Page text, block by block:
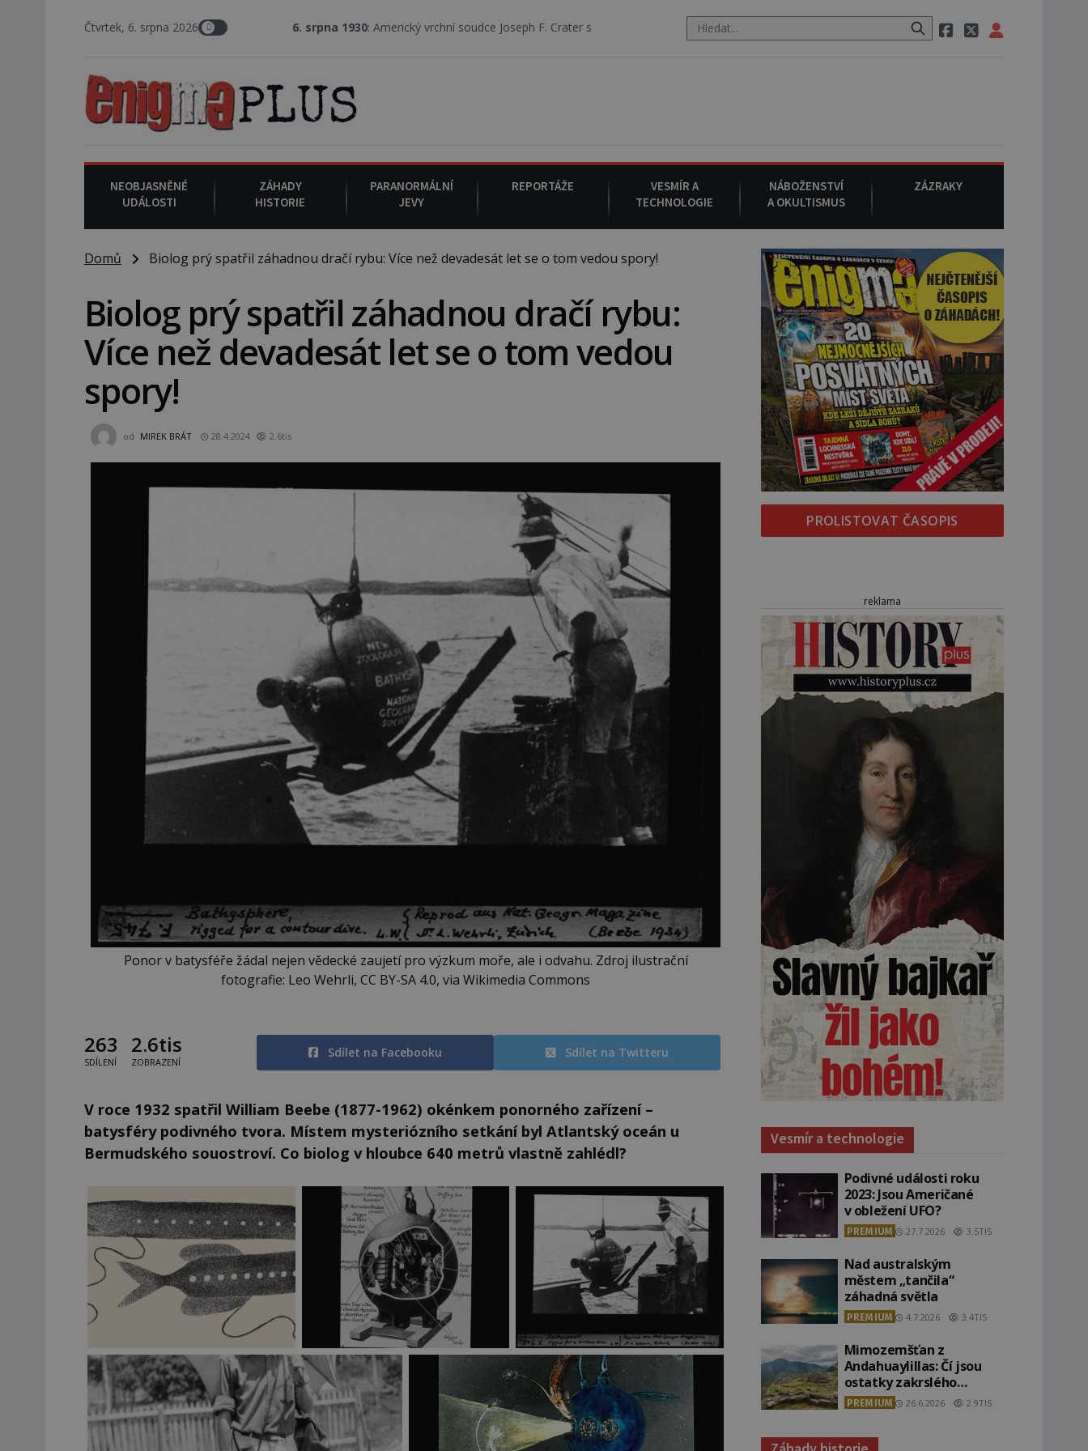
Čtvrtek, 6. srpna 2026 6. srpna 1930 : Americký vrchní soudce Joseph F. Crater se 6. srpna 1930 navečeří ve své oblíbené restauraci, pak si na ulici zavolá taxi, nasedne do něj a už ho
NEOBJASNĚNÉ
UDÁLOSTI
ZÁHADY
HISTORIE
PARANORMÁLNÍ
JEVY
REPORTÁŽE
VESMÍR A
TECHNOLOGIE
NÁBOŽENSTVÍ
A OKULTISMUS
ZÁZRAKY
Domů Biolog prý spatřil záhadnou dračí rybu: Více než devadesát let se o tom vedou spory!
Biolog prý spatřil záhadnou dračí rybu:
Více než devadesát let se o tom vedou
spory!
od MIREK BRÁT 28.4.2024 2.6tis
Ponor v batysféře žádal nejen vědecké zaujetí pro výzkum moře, ale i odvahu. Zdroj ilustrační
fotografie: Leo Wehrli, CC BY-SA 4.0, via Wikimedia Commons
263
SDÍLENÍ
2.6tis
ZOBRAZENÍ
Sdílet na Facebooku Sdílet na Twitteru
V roce 1932 spatřil William Beebe (1877-1962) okénkem ponorného zařízení –
batysféry podivného tvora. Místem mysteriózního setkání byl Atlantský oceán u
Bermudského souostroví. Co biolog v hloubce 640 metrů vlastně zahlédl?
PROLISTOVAT ČASOPIS
reklama
Vesmír a technologie
Podivné události roku
2023: Jsou Američané
v obležení UFO?
PREMIUM 27.7.2026 3.5TIS
Nad australským
městem „tančila“
záhadná světla
PREMIUM 4.7.2026 3.4TIS
Mimozemšťan z
Andahuaylillas: Čí jsou
ostatky zakrslého
stvoření s ohromnou
lebkou?
PREMIUM 26.6.2026 2.9TIS